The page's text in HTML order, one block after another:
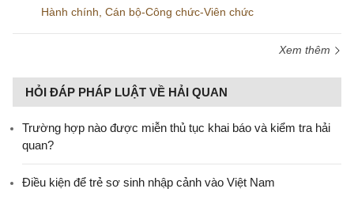
Hành chính Cán bộ-Công chức-Viên chức
Xem thêm
HỎI ĐÁP PHÁP LUẬT VỀ HẢI QUAN
Trường hợp nào được miễn thủ tục khai báo và kiểm tra hải
quan?
Điều kiện để trẻ sơ sinh nhập cảnh vào Việt Nam